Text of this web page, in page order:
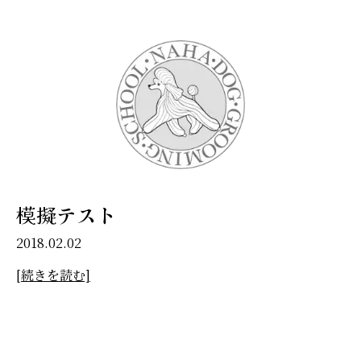
模擬テスト
2018.02.02
[続きを読む]